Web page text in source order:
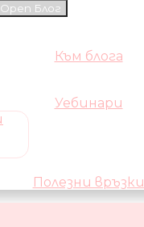
Open Блог
Към блога
Уебинари
Полезни връзки